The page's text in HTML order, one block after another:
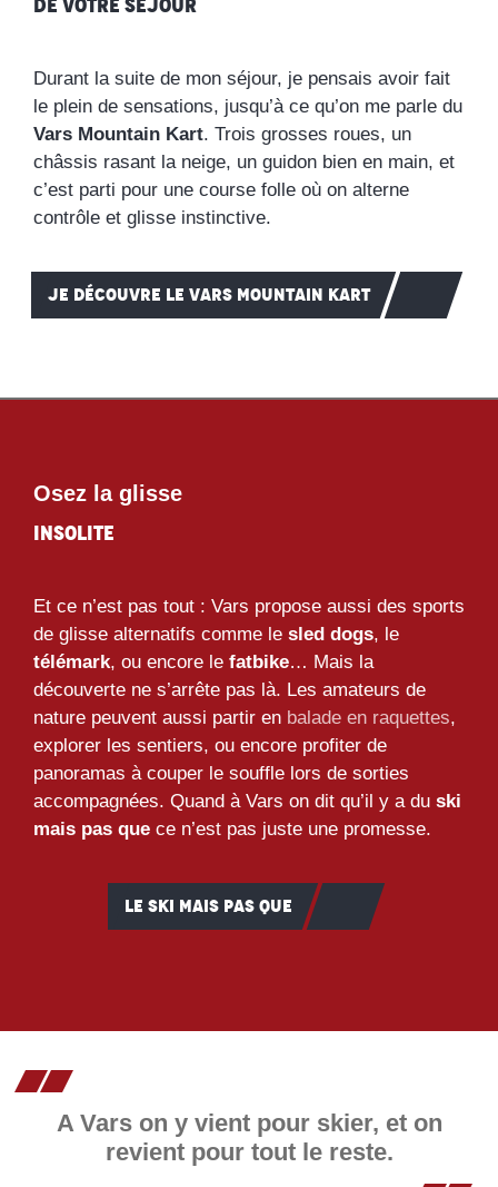
de votre séjour
Durant la suite de mon séjour, je pensais avoir fait
le plein de sensations, jusqu’à ce qu’on me parle du
Vars Mountain Kart. Trois grosses roues, un
châssis rasant la neige, un guidon bien en main, et
c’est parti pour une course folle où on alterne
contrôle et glisse instinctive.
JE DÉCOUVRE LE VARS MOUNTAIN KART
Osez la glisse
insolite
Et ce n’est pas tout : Vars propose aussi des sports
de glisse alternatifs comme le sled dogs, le
télémark, ou encore le fatbike… Mais la
découverte ne s’arrête pas là. Les amateurs de
nature peuvent aussi partir en balade en raquettes,
explorer les sentiers, ou encore profiter de
panoramas à couper le souffle lors de sorties
accompagnées. Quand à Vars on dit qu’il y a du ski
mais pas que ce n’est pas juste une promesse.
LE SKI MAIS PAS QUE
A Vars on y vient pour skier, et on
revient pour tout le reste.